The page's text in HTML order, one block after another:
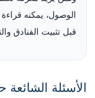
الوصول، يمكنه
قبل تثبيت الفنادق
الأسئلة الشائعة